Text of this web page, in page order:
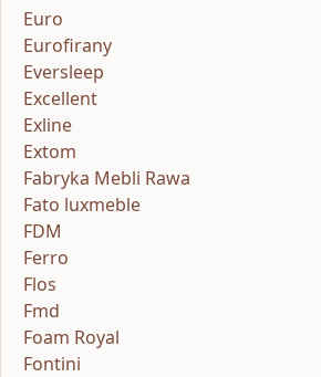
Euro
Eurofirany
Eversleep
Excellent
Exline
Extom
Fabryka Mebli Rawa
Fato luxmeble
FDM
Ferro
Flos
Fmd
Foam Royal
Fontini